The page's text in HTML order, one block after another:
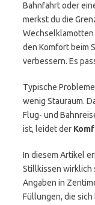
Bahnfahrt oder
merkst du die
den Komfort beim
verbessern. Es
Typische
wenig Stauraum.
Flug- und
ist, leidet der
In diesem Artikel
Stillkissen wirklich
Angaben in
Füllungen, die